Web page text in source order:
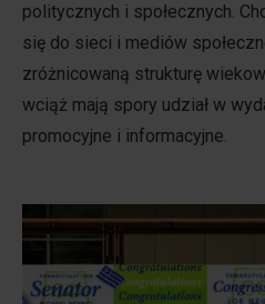
politycznych i społecznych.
się do sieci i mediów
zróżnicowaną strukturę
wciąż mają spory udział w
promocyjne i informacyjne.